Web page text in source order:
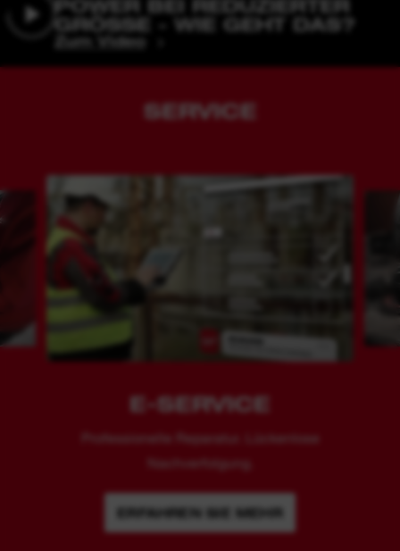
POWER BEI REDUZIERTER
GRÖSSE - WIE GEHT DAS?
Zum Video
SERVICE
E-SERVICE
Professionelle Reparatur. Lückenlose
Nachverfolgung.
ERFAHREN SIE MEHR